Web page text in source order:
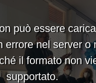
può essere
errore nel server o
il formato non
supportato.